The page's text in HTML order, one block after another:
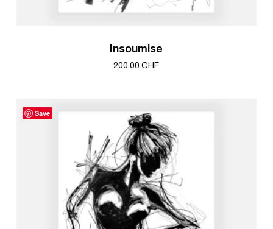
Insoumise
200.00CHF
Save